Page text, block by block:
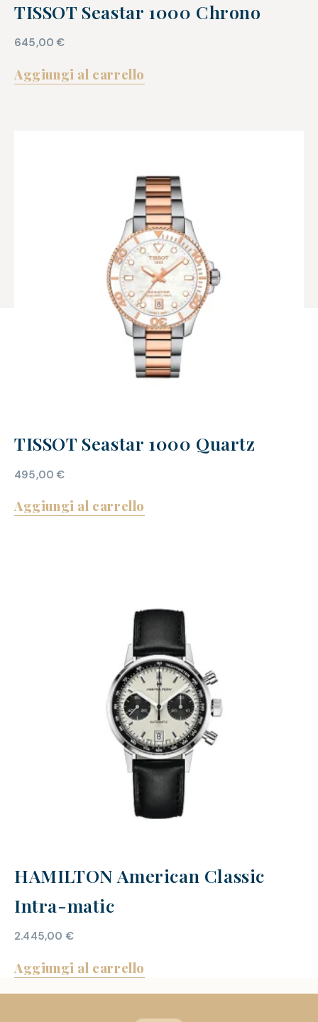
TISSOT Seastar 1000 Chrono
645,00€
Aggiungi al carrello
TISSOT Seastar 1000 Quartz
495,00€
Aggiungi al carrello
HAMILTON American Classic
Intra-matic
2.445,00 €
Aggiungi al carrello